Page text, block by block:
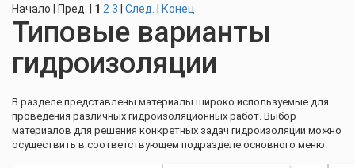
Начало | Пред. | 1 2 3 След. Конец
Типовые варианты
гидроизоляции
В разделе представлены материалы широко используемые для
проведения различных гидроизоляционных работ. Выбор
материалов для решения конкретных задач гидроизоляции можно
осуществить в соответствующем подразделе основного меню.